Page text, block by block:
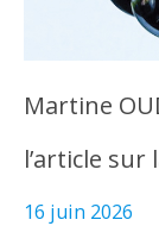
Martine
l’article
16 juin 2026